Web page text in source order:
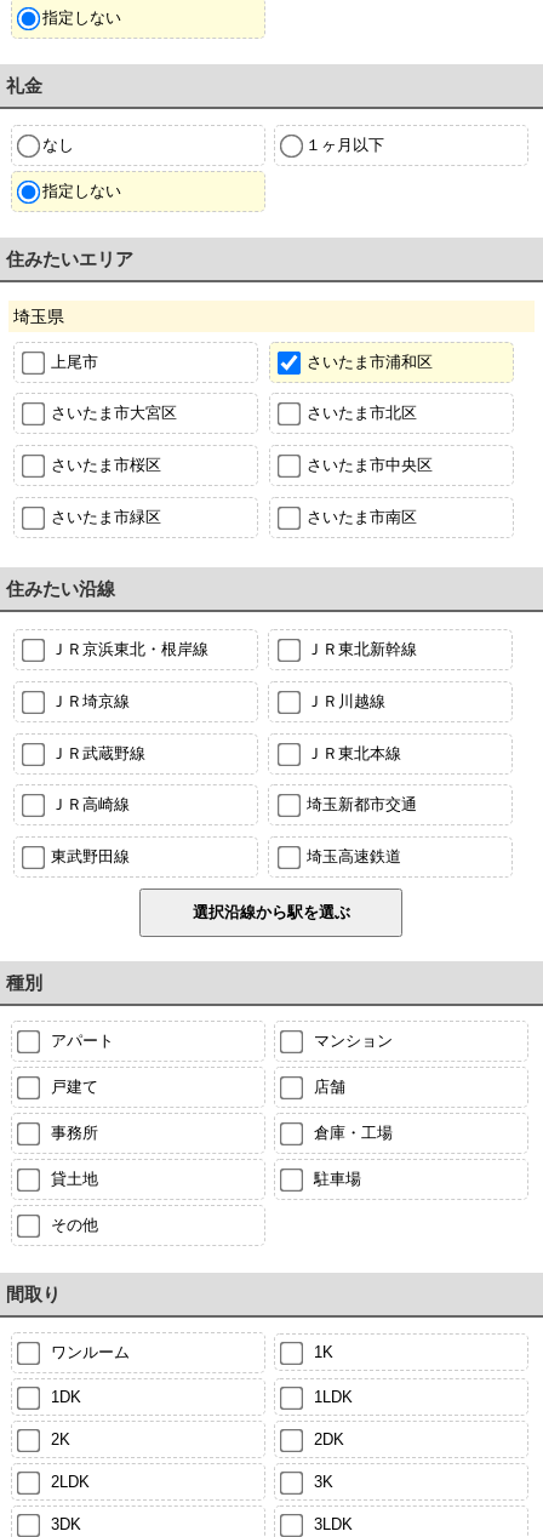
指定しない
礼金
なし １ヶ月以下
指定しない
住みたいエリア
埼玉県
上尾市 さいたま市浦和区
さいたま市大宮区 さいたま市北区
さいたま市桜区 さいたま市中央区
さいたま市緑区 さいたま市南区
住みたい沿線
ＪＲ京浜東北・根岸線 ＪＲ東北新幹線
ＪＲ埼京線 ＪＲ川越線
ＪＲ武蔵野線 ＪＲ東北本線
ＪＲ高崎線 埼玉新都市交通
東武野田線 埼玉高速鉄道
種別
アパート マンション
戸建て 店舗
事務所 倉庫・工場
貸土地 駐車場
その他
間取り
ワンルーム 1K
1DK 1LDK
2K 2DK
2LDK 3K
3DK 3LDK